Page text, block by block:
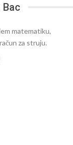
matematiku,
za struju.